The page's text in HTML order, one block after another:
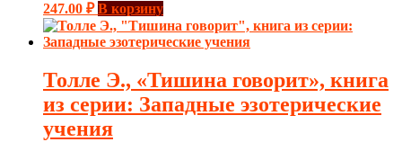
247.00 ₽ В корзину
Толле Э., «Тишина говорит», книга
из серии: Западные эзотерические
учения